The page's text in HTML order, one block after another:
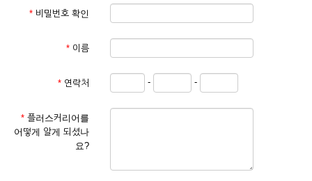
관계법령의 규정에 따릅니다.
① 서비스 이용계약은 서비스 이용 희망자가 본 약관에 동의한
를 심사, 승낙함으로써 성립하며, 회사는 신청자의 실명 확인 절
차를 밟을 수 있습니다.
② 회원가입시 입력한 ID는 변경할 수 없으며, 회원 1인당 한 개
의 ID가 발급됩니다. 부득이한 경우로 인해 변경하고자 하는 경
* 비밀번호 확인
* 이름
* 연락처 - -
* 플러스커리어를
어떻게 알게 되셨나
요?